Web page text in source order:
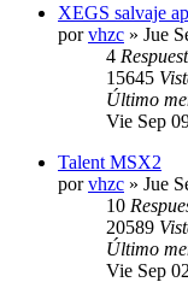
XEGS salvaje
porvhzc » Jue
4
15645
Último
Vie Sep
Talent MSX2
porvhzc » Jue
10
20589
Último
Vie Sep